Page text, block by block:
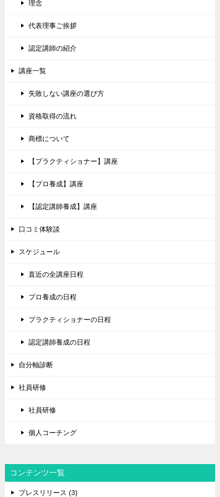
理念
代表理事ご挨拶
認定講師の紹介
講座一覧
失敗しない講座の選び方
資格取得の流れ
商標について
【プラクティショナー】講座
【プロ養成】講座
【認定講師養成】講座
口コミ体験談
スケジュール
直近の全講座日程
プロ養成の日程
プラクティショナーの日程
認定講師養成の日程
自分軸診断
社員研修
社員研修
個人コーチング
コンテンツ一覧
プレスリリース (3)